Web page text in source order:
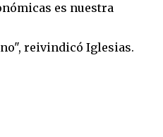
es nuestra
reivindicó Iglesias.